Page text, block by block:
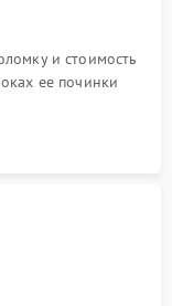
и стоимость
ее починки